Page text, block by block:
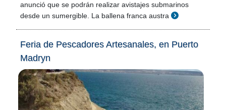
anunció que se podrán realizar avistajes submarinos
desde un sumergible. La ballena franca austra
Feria de Pescadores Artesanales, en Puerto
Madryn